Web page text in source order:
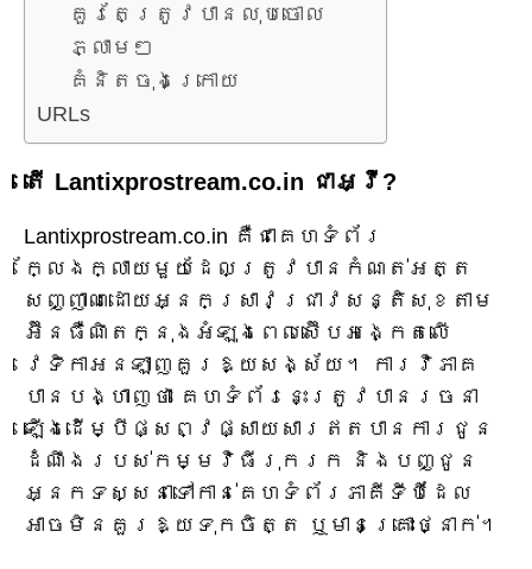
គួរតែត្រូវបានលុបចោល
ភ្លាមៗ
គំនិតចុងក្រោយ
URLs
តើ Lantixprostream.co.in ជាអ្វី?
Lantixprostream.co.in គឺជាគេហទំព័រ
ក្លែងក្លាយមួយដែលត្រូវបានកំណត់អត្ត
សញ្ញាណដោយអ្នកស្រាវជ្រាវសន្តិសុខតាម
អ៊ីនធឺណិតក្នុងអំឡុងពេលស៊ើបអង្កេតលើ
វេទិកាអនឡាញគួរឱ្យសង្ស័យ។ ការវិភាគ
បានបង្ហាញថា គេហទំព័រនេះត្រូវបានរចនា
ឡើងដើម្បីផ្សព្វផ្សាយសារឥតបានការជូន
ដំណឹងរបស់កម្មវិធីរុករក និងបញ្ជូន
អ្នកទស្សនាទៅកាន់គេហទំព័រភាគីទីបីដែល
អាចមិនគួរឱ្យទុកចិត្ត ឬមានគ្រោះថ្នាក់។